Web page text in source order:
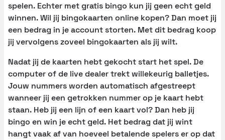
spelen. Echter met gratis bingo kun jij geen echt geld
winnen. Wil jij bingokaarten online kopen? Dan moet jij
een bedrag in je account storten. Met dit bedrag koop
jij vervolgens zoveel bingokaarten als jij wilt.
Nadat jij de kaarten hebt gekocht start het spel. De
computer of de live dealer trekt willekeurig balletjes.
Jouw nummers worden automatisch afgestreept
wanneer jij een getrokken nummer op je kaart hebt
staan. Heb jij een lijn of een kaart vol? Dan heb jij
bingo en win je echt geld. Het bedrag dat jij wint
hangt vaak af van hoeveel betalende spelers er op dat